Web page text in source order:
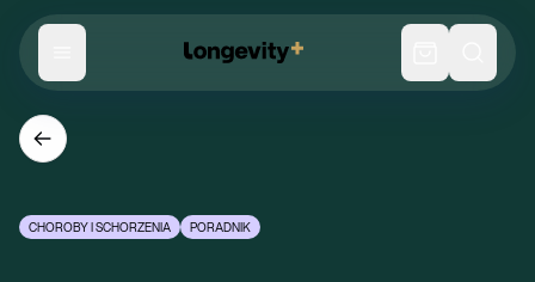
CHOROBY I SCHORZENIA PORADNIK